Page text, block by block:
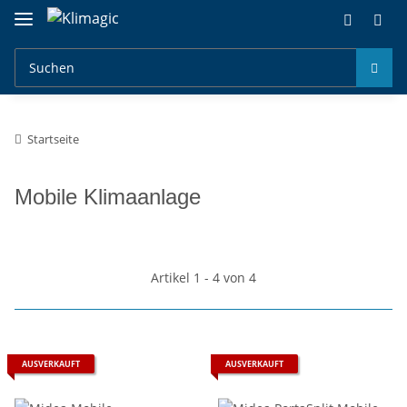
Startseite
Mobile Klimaanlage
Artikel 1 - 4 von 4
AUSVERKAUFT AUSVERKAUFT